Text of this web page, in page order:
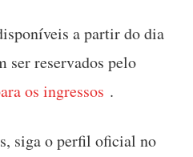
a partir do dia
ser reservados pelo
os ingressos .
siga o perfil oficial no